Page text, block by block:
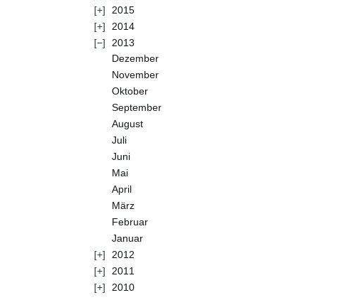
2015
2014
2013
Dezember
November
Oktober
September
August
Juli
Juni
Mai
April
März
Februar
Januar
2012
2011
2010